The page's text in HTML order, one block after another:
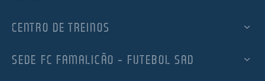
CENTRO DE TREINOS
SEDE FC FAMALICÃO – FUTEBOL SAD